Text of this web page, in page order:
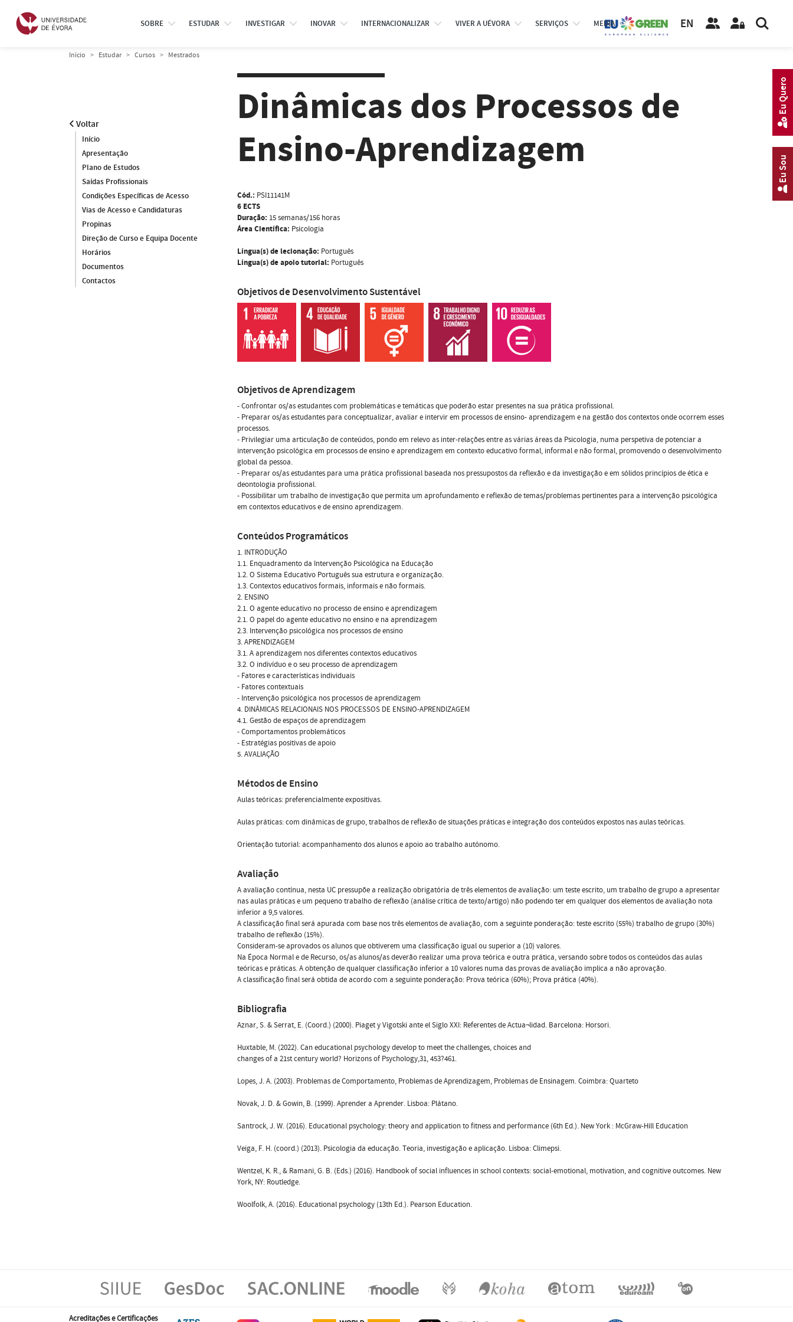
SOBRE ESTUDAR INVESTIGAR INOVAR INTERNACIONALIZAR VIVER A UÉVORA SERVIÇOS MEDIA EN
Início Estudar Cursos Mestrados
Voltar
Início
Apresentação
Plano de Estudos
Saídas Profissionais
Condições Específicas de Acesso
Vias de Acesso e Candidaturas
Propinas
Direção de Curso e Equipa Docente
Horários
Documentos
Contactos
Dinâmicas dos Processos de
Ensino-Aprendizagem
Cód.: PSI11141M
6 ECTS
Duração: 15 semanas/156 horas
Área Científica: Psicologia
Língua(s) de lecionação: Português
Língua(s) de apoio tutorial: Português
Objetivos de Desenvolvimento Sustentável
Objetivos de Aprendizagem
- Confrontar os/as estudantes com problemáticas e temáticas que poderão estar presentes na sua prática profissional.
- Preparar os/as estudantes para conceptualizar, avaliar e intervir em processos de ensino- aprendizagem e na gestão dos contextos onde ocorrem esses
processos.
- Privilegiar uma articulação de conteúdos, pondo em relevo as inter-relações entre as várias áreas da Psicologia, numa perspetiva de potenciar a
intervenção psicológica em processos de ensino e aprendizagem em contexto educativo formal, informal e não formal, promovendo o desenvolvimento
global da pessoa.
- Preparar os/as estudantes para uma prática profissional baseada nos pressupostos da reflexão e da investigação e em sólidos princípios de ética e
deontologia profissional.
- Possibilitar um trabalho de investigação que permita um aprofundamento e reflexão de temas/problemas pertinentes para a intervenção psicológica
em contextos educativos e de ensino aprendizagem.
Conteúdos Programáticos
1. INTRODUÇÃO
1.1. Enquadramento da Intervenção Psicológica na Educação
1.2. O Sistema Educativo Português sua estrutura e organização.
1.3. Contextos educativos formais, informais e não formais.
2. ENSINO
2.1. O agente educativo no processo de ensino e aprendizagem
2.1. O papel do agente educativo no ensino e na aprendizagem
2.3. Intervenção psicológica nos processos de ensino
3. APRENDIZAGEM
3.1. A aprendizagem nos diferentes contextos educativos
3.2. O indivíduo e o seu processo de aprendizagem
- Fatores e características individuais
- Fatores contextuais
- Intervenção psicológica nos processos de aprendizagem
4. DINÂMICAS RELACIONAIS NOS PROCESSOS DE ENSINO-APRENDIZAGEM
4.1. Gestão de espaços de aprendizagem
- Comportamentos problemáticos
- Estratégias positivas de apoio
5. AVALIAÇÃO
Métodos de Ensino
Aulas teóricas: preferencialmente expositivas.
Aulas práticas: com dinâmicas de grupo, trabalhos de reflexão de situações práticas e integração dos conteúdos expostos nas aulas teóricas.
Orientação tutorial: acompanhamento dos alunos e apoio ao trabalho autónomo.
Avaliação
A avaliação contínua, nesta UC pressupõe a realização obrigatória de três elementos de avaliação: um teste escrito, um trabalho de grupo a apresentar
nas aulas práticas e um pequeno trabalho de reflexão (análise crítica de texto/artigo) não podendo ter em qualquer dos elementos de avaliação nota
inferior a 9,5 valores.
A classificação final será apurada com base nos três elementos de avaliação, com a seguinte ponderação: teste escrito (55%) trabalho de grupo (30%)
trabalho de reflexão (15%).
Consideram-se aprovados os alunos que obtiverem uma classificação igual ou superior a (10) valores.
Na Época Normal e de Recurso, os/as alunos/as deverão realizar uma prova teórica e outra prática, versando sobre todos os conteúdos das aulas
teóricas e práticas. A obtenção de qualquer classificação inferior a 10 valores numa das provas de avaliação implica a não aprovação.
A classificação final será obtida de acordo com a seguinte ponderação: Prova teórica (60%); Prova prática (40%).
Bibliografia
Aznar, S. & Serrat, E. (Coord.) (2000). Piaget y Vigotski ante el Siglo XXI: Referentes de Actua¬lidad. Barcelona: Horsori.
Huxtable, M. (2022). Can educational psychology develop to meet the challenges, choices and
changes of a 21st century world? Horizons of Psychology,31, 453?461.
Lopes, J. A. (2003). Problemas de Comportamento, Problemas de Aprendizagem, Problemas de Ensinagem. Coimbra: Quarteto
Novak, J. D. & Gowin, B. (1999). Aprender a Aprender. Lisboa: Plátano.
Santrock, J. W. (2016). Educational psychology: theory and application to fitness and performance (6th Ed.). New York : McGraw-Hill Education
Veiga, F. H. (coord.) (2013). Psicologia da educação. Teoria, investigação e aplicação. Lisboa: Climepsi.
Wentzel, K. R., & Ramani, G. B. (Eds.) (2016). Handbook of social influences in school contexts: social-emotional, motivation, and cognitive outcomes. New
York, NY: Routledge.
Woolfolk, A. (2016). Educational psychology (13th Ed.). Pearson Education.
Acreditações e Certificações
Eu Sou
Eu Quero